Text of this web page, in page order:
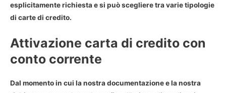
esplicitamente richiesta e si può scegliere tra varie tipologie
di carte di credito.
Attivazione carta di credito con
conto corrente
Dal momento in cui la nostra documentazione e la nostra